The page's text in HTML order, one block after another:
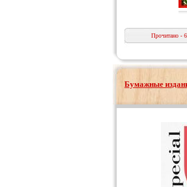
Прочитано -
Бумажные